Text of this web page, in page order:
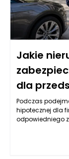
Jakie
dla
Podczas
hipotecznej dla
odpowiedniego